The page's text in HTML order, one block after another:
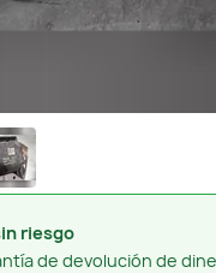
riesgo
de devolución de